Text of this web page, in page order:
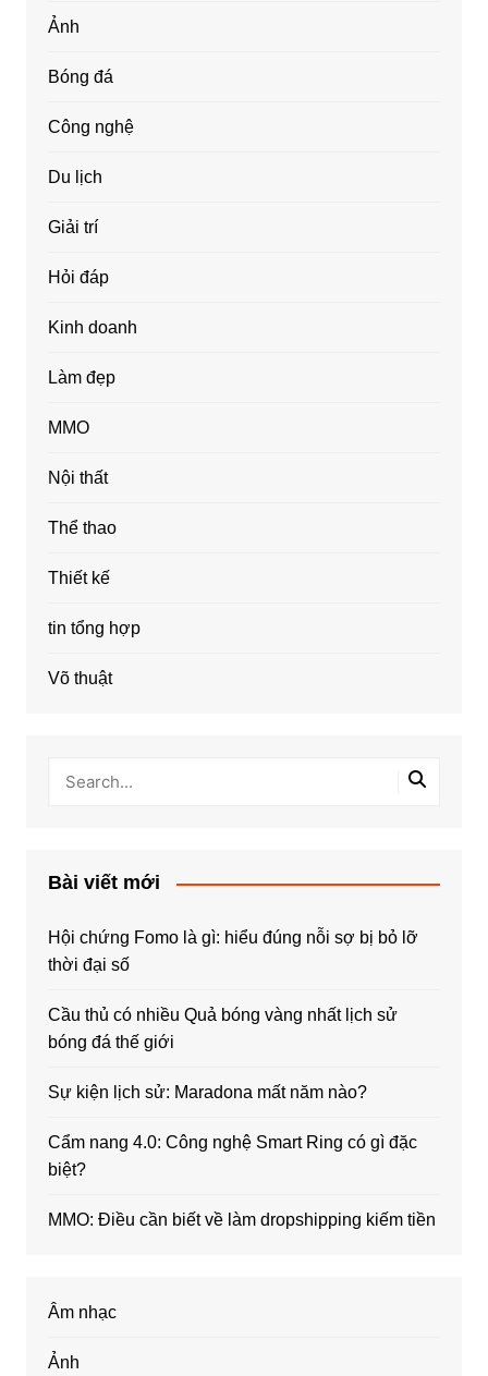
Ảnh
Bóng đá
Công nghệ
Du lịch
Giải trí
Hỏi đáp
Kinh doanh
Làm đẹp
MMO
Nội thất
Thể thao
Thiết kế
tin tổng hợp
Võ thuật
Bài viết mới
Hội chứng Fomo là gì: hiểu đúng nỗi sợ bị bỏ lỡ
thời đại số
Cầu thủ có nhiều Quả bóng vàng nhất lịch sử
bóng đá thế giới
Sự kiện lịch sử: Maradona mất năm nào?
Cẩm nang 4.0: Công nghệ Smart Ring có gì đặc
biệt?
MMO: Điều cần biết về làm dropshipping kiếm tiền
Âm nhạc
Ảnh